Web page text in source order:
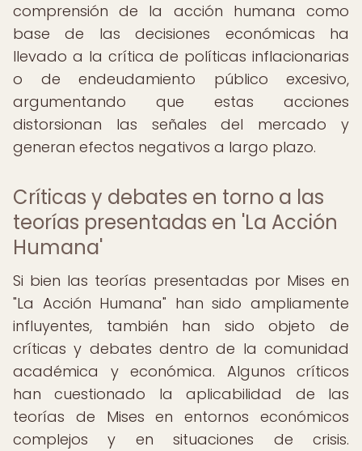
comprensión de la acción humana como
base de las decisiones económicas ha
llevado a la crítica de políticas inflacionarias
o de endeudamiento público excesivo,
argumentando que estas acciones
distorsionan las señales del mercado y
generan efectos negativos a largo plazo.
Críticas y debates en torno a las
teorías presentadas en 'La Acción
Humana'
Si bien las teorías presentadas por Mises en
"La Acción Humana" han sido ampliamente
influyentes, también han sido objeto de
críticas y debates dentro de la comunidad
académica y económica. Algunos críticos
han cuestionado la aplicabilidad de las
teorías de Mises en entornos económicos
complejos y en situaciones de crisis.